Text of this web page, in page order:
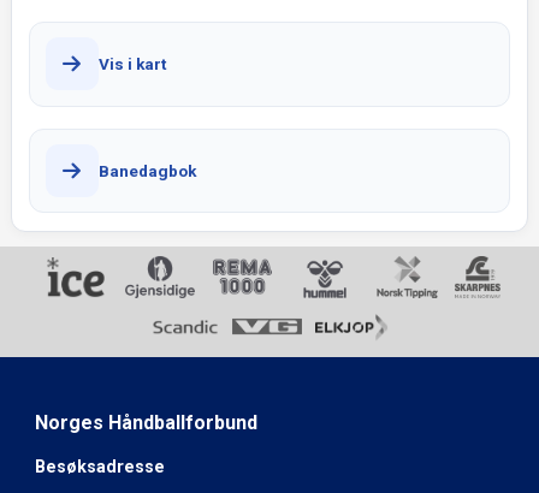
Vis i kart
Banedagbok
Norges Håndballforbund
Besøksadresse